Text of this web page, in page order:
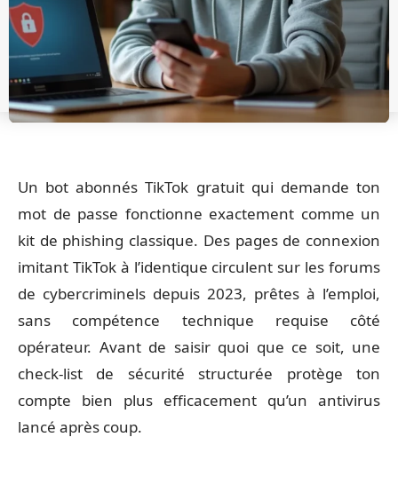
Un bot abonnés TikTok gratuit qui demande ton
mot de passe fonctionne exactement comme un
kit de phishing classique. Des pages de connexion
imitant TikTok à l’identique circulent sur les forums
de cybercriminels depuis 2023, prêtes à l’emploi,
sans compétence technique requise côté
opérateur. Avant de saisir quoi que ce soit, une
check-list de sécurité structurée protège ton
compte bien plus efficacement qu’un antivirus
lancé après coup.